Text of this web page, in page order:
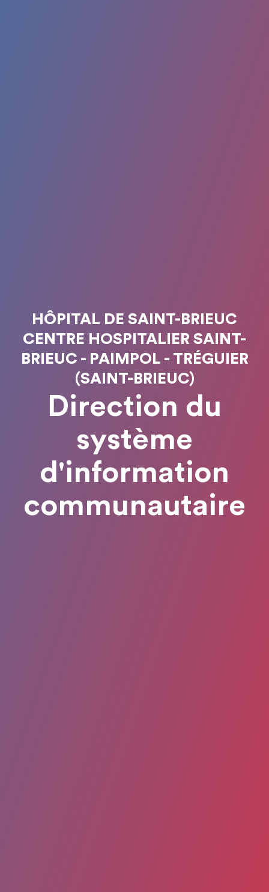
HÔPITAL DE SAINT-BRIEUC
CENTRE HOSPITALIER SAINT-
BRIEUC - PAIMPOL - TRÉGUIER
(SAINT-BRIEUC)
Direction du
système
d'information
communautaire